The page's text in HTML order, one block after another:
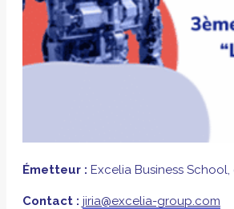
Émetteur : Excelia Business
Contact : jiria@excelia-group.com